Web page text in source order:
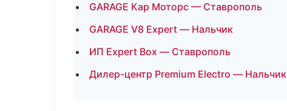
GARAGE Кар Моторс — Ставрополь
GARAGE V8 Expert — Нальчик
ИП Expert Box — Ставрополь
Дилер-центр Premium Electro — Нальчик